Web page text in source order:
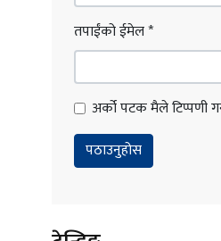
तपाईंको ईमेल*
अर्को पटक मैले टिप्पणी